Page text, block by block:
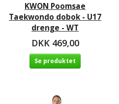
KWON Poomsae
Taekwondo dobok - U17
drenge - WT
DKK 469,00
Se produktet